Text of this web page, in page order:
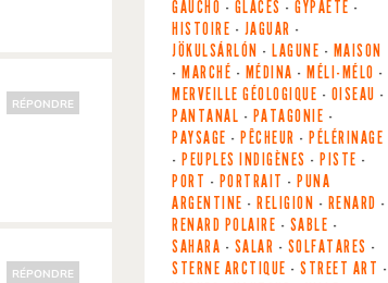
RÉPONDRE
RÉPONDRE
GAUCHO - GLACES - GYPAÈTE -
HISTOIRE - JAGUAR -
JÖKULSÁRLÓN - LAGUNE - MAISON
- MARCHÉ - MÉDINA - MÉLI-MÉLO -
MERVEILLE GÉOLOGIQUE - OISEAU -
PANTANAL - PATAGONIE -
PAYSAGE - PÊCHEUR - PÉLÉRINAGE
- PEUPLES INDIGÈNES - PISTE -
PORT - PORTRAIT - PUNA
ARGENTINE - RELIGION - RENARD -
RENARD POLAIRE - SABLE -
SAHARA - SALAR - SOLFATARES -
STERNE ARCTIQUE - STREET ART -